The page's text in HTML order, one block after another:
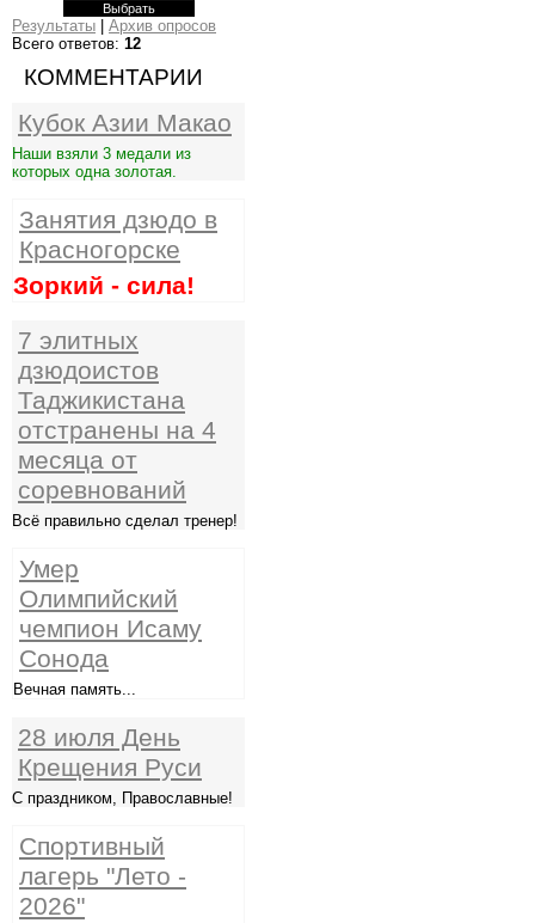
Результаты
Архив опросов
Всего ответов: 12
КОММЕНТАРИИ
Кубок Азии Макао
Наши взяли 3 медали из
которых одна золотая.
Занятия дзюдо в
Красногорске
Зоркий - сила!
7 элитных
дзюдоистов
Таджикистана
отстранены на 4
месяца от
соревнований
Всё правильно сделал тренер!
Умер
Олимпийский
чемпион Исаму
Сонода
Вечная память...
28 июля День
Крещения Руси
С праздником, Православные!
Спортивный
лагерь "Лето -
2026"